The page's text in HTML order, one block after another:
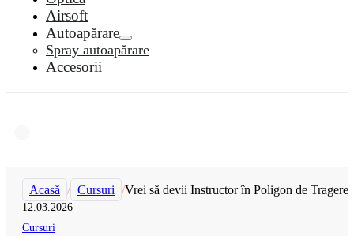
Airsoft
Autoapărare
Spray autoapărare
Accesorii
Acasă / Cursuri /Vrei să devii Instructor în Poligon de Tragere
12.03.2026
Cursuri